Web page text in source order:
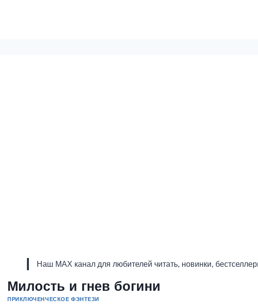
Наш MAX канал для любителей читать, новинки,
Милость и гнев богини
ПРИКЛЮЧЕНЧЕСКОЕ ФЭНТЕЗИ